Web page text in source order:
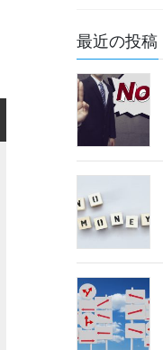
最近の投稿